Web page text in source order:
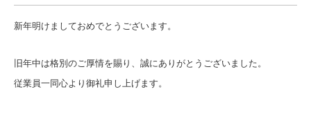
新年明けましておめでとうございます。
旧年中は格別のご厚情を賜り、誠にありがとうございました。
従業員一同心より御礼申し上げます。